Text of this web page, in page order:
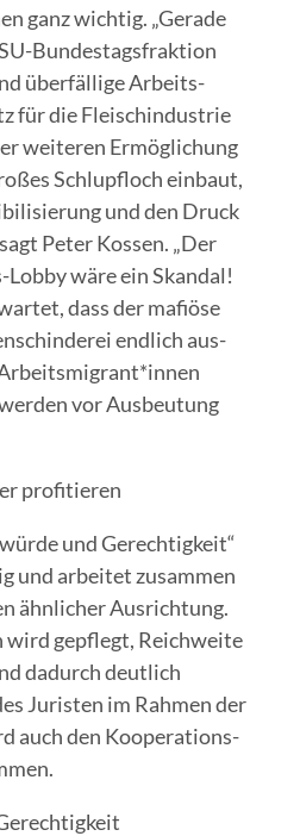
ganz wich­tig. „Gera­de
Bun­des­tags­frak­ti­on
über­fäl­li­ge Arbeits­
für die Fleisch­in­dus­trie
wei­te­ren Ermög­li­chung
Schlupf­loch ein­baut,
und den Druck
Peter Kos­sen. „Der
wäre ein Skan­dal!
dass der mafiö­se
end­lich aus­
vor Aus­beu­tung
profitieren
und Gerech­tig­keit“
und arbei­tet zusam­men
ähn­li­cher Aus­rich­tung.
wird gepflegt, Reich­wei­te
dadurch deut­lich
Juris­ten im Rah­men der
auch den Koope­ra­ti­ons­